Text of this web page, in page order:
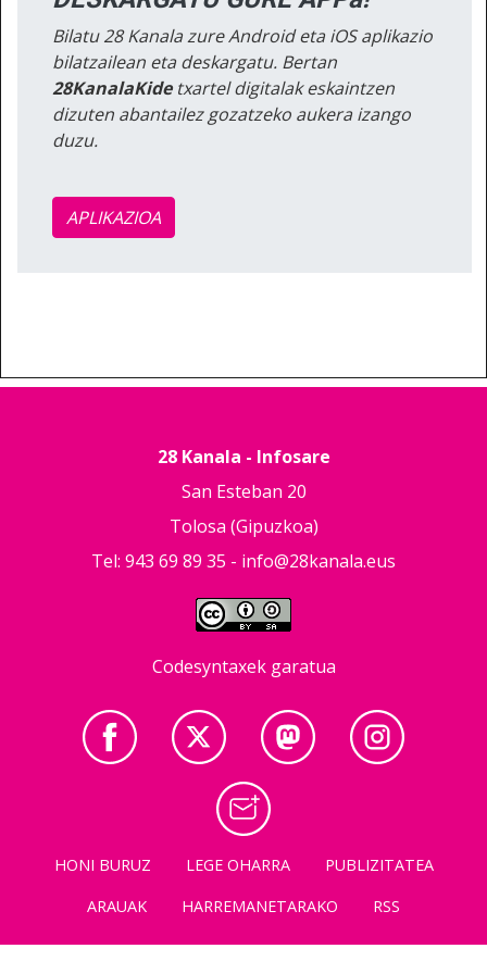
Bilatu 28 Kanala zure Android eta iOS aplikazio
bilatzailean eta deskargatu. Bertan
28KanalaKidetxartel digitalak eskaintzen
dizuten abantailez gozatzeko aukera izango
duzu.
APLIKAZIOA
28 Kanala - Infosare
San Esteban 20
Tolosa (Gipuzkoa)
Tel: 943 69 89 35 - info@28kanala.eus
Codesyntaxek garatua
HONI BURUZ LEGE OHARRA
PUBLIZITATEA
ARAUAK
HARREMANETARAKO RSS